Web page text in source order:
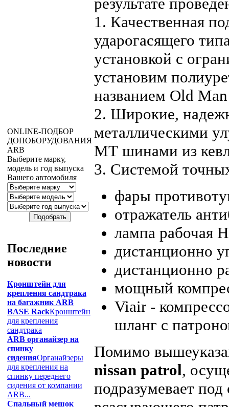
ONLINE-ПОДБОР
ДОПОБОРУДОВАНИЯ
ARB
Выберите марку,
модель и год выпуска
Вашего автомобиля
Последние
новости
Кронштейн для
крепления сандтрака
на багажник ARB
BASE RackКронштейн
для крепления
сандтрака
ARB органайзер на
спинку
сиденияОрганайзеры
для крепления на
спинку переднего
сидения от компании
ARB...
Спальный мешок
1. Качественная
ударогасящего
установкой с
установим
названием Old
2. Широкие,
металлическими
МТ шинами из
3. Системой
фары
отражатель
лампа рабочая
дистанционно
дистанционно
мощный
Viair -
шланг с
Помимо
nissan patrol,
подразумевает